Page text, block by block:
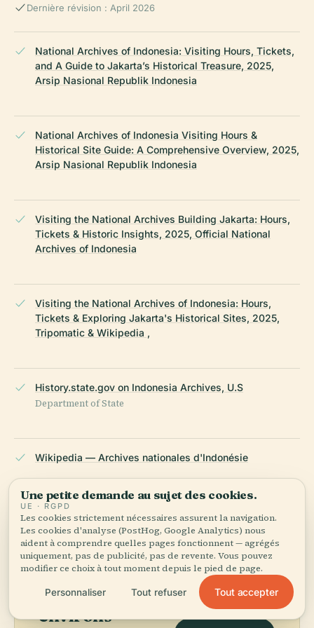
Dernière révision : April 2026
National Archives of Indonesia: Visiting Hours, Tickets,
and A Guide to Jakarta’s Historical Treasure, 2025,
Arsip Nasional Republik Indonesia
National Archives of Indonesia Visiting Hours &
Historical Site Guide: A Comprehensive Overview, 2025,
Arsip Nasional Republik Indonesia
Visiting the National Archives Building Jakarta: Hours,
Tickets & Historic Insights, 2025, Official National
Archives of Indonesia
Visiting the National Archives of Indonesia: Hours,
Tickets & Exploring Jakarta's Historical Sites, 2025,
Tripomatic & Wikipedia ,
History.state.gov on Indonesia Archives, U.S
Department of State
Wikipedia — Archives nationales d'Indonésie
DERNIÈRE RÉVISION : APRIL 2026
Recherché à partir de Wikidata, Wikipédia et de sources
officielles · vérifié · Comment nous créons nos guides →
Explorer les
environs
Une petite demande au sujet des cookies.
UE · RGPD
Les cookies strictement nécessaires assurent la navigation.
Les cookies d'analyse (PostHog, Google Analytics) nous
aident à comprendre quelles pages fonctionnent — agrégés
uniquement, pas de publicité, pas de revente. Vous pouvez
modifier ce choix à tout moment depuis le pied de page.
Personnaliser Tout refuser Tout accepter